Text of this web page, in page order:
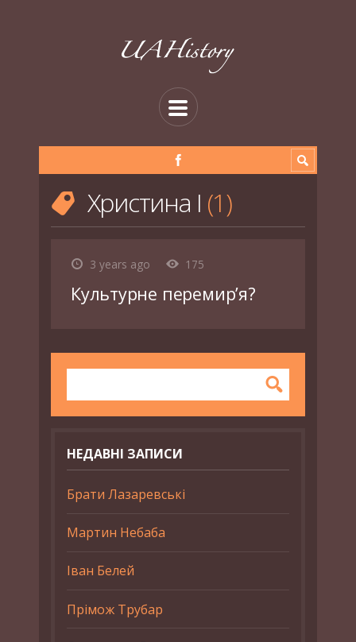
Христина І 1
3 years ago 175
Культурне перемир’я?
НЕДАВНІ ЗАПИСИ
Брати Лазаревські
Мартин Небаба
Іван Белей
Прімож Трубар